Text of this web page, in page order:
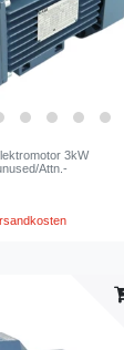
3kW
Attn.-